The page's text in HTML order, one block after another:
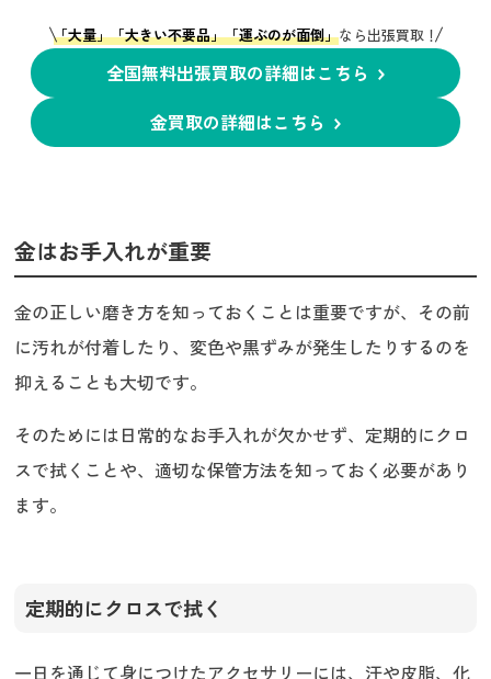
「大量」「大きい不要品」「運ぶのが面倒」なら出張買取！
全国無料出張買取の詳細はこちら
金買取の詳細はこちら
金はお手入れが重要
金の正しい磨き方を知っておくことは重要ですが、その前
に汚れが付着したり、変色や黒ずみが発生したりするのを
抑えることも大切です。
そのためには日常的なお手入れが欠かせず、定期的にクロ
スで拭くことや、適切な保管方法を知っておく必要があり
ます。
定期的にクロスで拭く
一日を通じて身につけたアクセサリーには、汗や皮脂、化